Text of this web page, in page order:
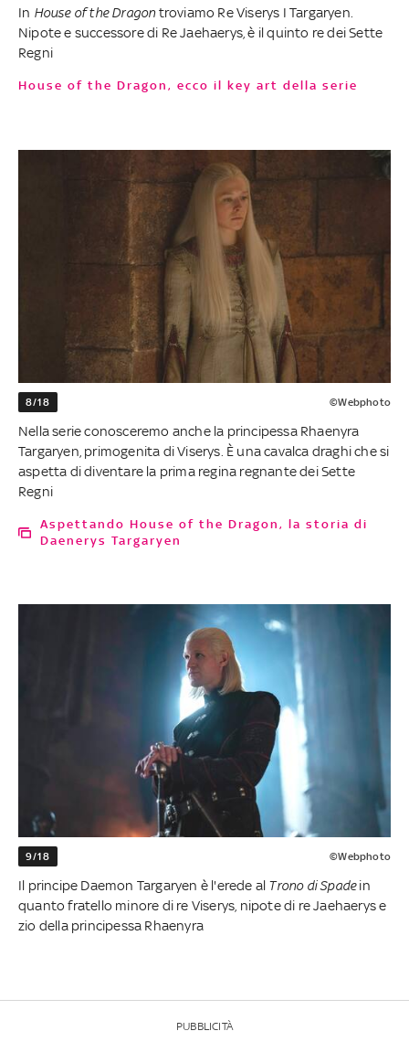
In House of the Dragontroviamo Re Viserys I Targaryen.
Nipote e successore di Re Jaehaerys, è il quinto re dei Sette
Regni
House of the Dragon, ecco il key art della serie
8/18 ©Webphoto
Nella serie conosceremo anche la principessa Rhaenyra
Targaryen, primogenita di Viserys. È una cavalca draghi che si
aspetta di diventare la prima regina regnante dei Sette
Regni
Aspettando House of the Dragon, la storia di
Daenerys Targaryen
9/18 ©Webphoto
Il principe Daemon Targaryen è l'erede al Trono di Spadein
quanto fratello minore di re Viserys, nipote di re Jaehaerys e
zio della principessa Rhaenyra
PUBBLICITÀ